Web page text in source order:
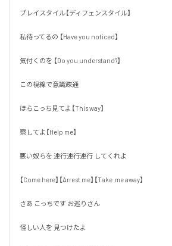
プレイスタイル【ディフェンスタイル】
私待ってるの 【Have you noticed】
気付くのを 【Do you understand?】
この視線で意識疎通
ほらこっち見てよ【This way】
察してよ【Help me】
悪い奴らを 連行連行連行 してくれよ
【Come here】【Arrest me】【Take  me away】
さあ こっちです お巡りさん
怪しい人を 見つけたよ